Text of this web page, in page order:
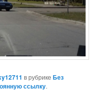
в рубрикеБез
ссылку.